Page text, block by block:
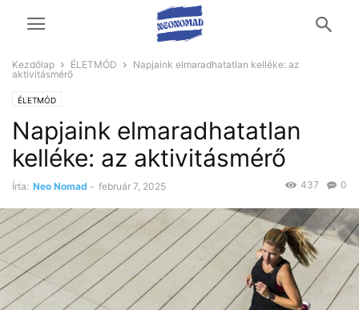
Kezdőlap ÉLETMÓD
Napjaink elmaradhatatlan kelléke: az
aktivitásmérő
ÉLETMÓD
Napjaink elmaradhatatlan
kelléke: az aktivitásmérő
Írta: Neo Nomad - február 7, 2025 0
437